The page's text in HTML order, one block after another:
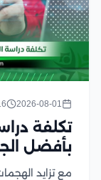
2026-08-01
16
تكلفة
بأفضل
مع تزايد